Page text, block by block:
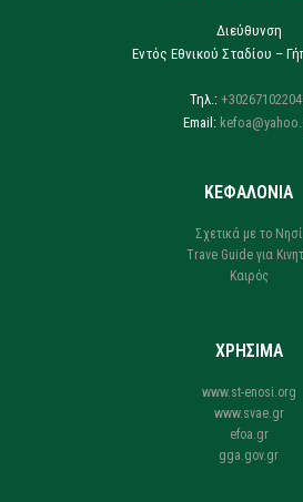
Διεύθυνση
Εντός Εθνικού Σταδίου –
Τηλ.:
Email:
ΚΕΦΑΛΟΝΙΑ
Σχετικά με το Νησί
Trave Guide για
Καιρός
ΧΡΗΣΙΜΑ
www.st-enosi.org
www.svae.gr
efoa.gr
gga.gov.gr